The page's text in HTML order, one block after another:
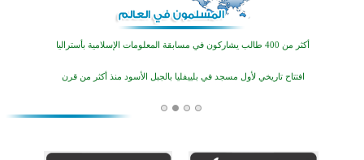
افتتاح تاريخي لأول مسجد في بلييفليا بالجبل الأسود منذ أكثر من قرن
منطقة ريبوفسي تحتفل بميلاد مسجد جديد في أجواء إيمانية مميزة
أكبر مشروع إسلامي في ريف أستراليا يفتتح أبوابه بعد سنوات من العمل والعطاء